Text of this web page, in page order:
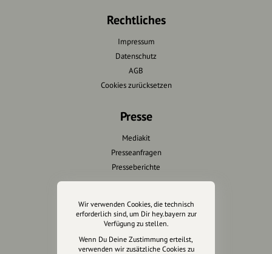
Rechtliches
Impressum
Datenschutz
AGB
Cookies zurücksetzen
Presse
Mediakit
Presseanfragen
Presseberichte
Wir unterstützen Euch
Fotografie & mehr
Marketing
Design & Branding
Wir verwenden Cookies, die technisch
erforderlich sind, um Dir hey.bayern zur
Verfügung zu stellen.
Wenn Du Deine Zustimmung erteilst,
verwenden wir zusätzliche Cookies zu